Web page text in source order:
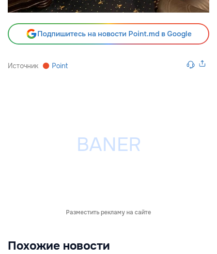
Подпишитесь на новости Point.md в Google
Источник Point
Разместить рекламу на сайте
Похожие новости